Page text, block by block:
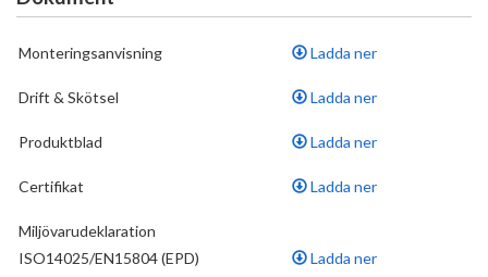
Monteringsanvisning Ladda ner
Drift & Skötsel Ladda ner
Produktblad Ladda ner
Certifikat Ladda ner
Miljövarudeklaration
ISO14025/EN15804 (EPD)
Ladda ner